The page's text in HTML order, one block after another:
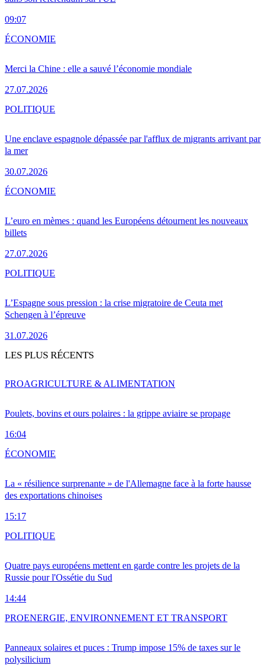
09:07
Merci la Chine : elle a sauvé l’économie mondiale
27.07.2026
ÉCONOMIE
Une enclave espagnole dépassée par l'afflux de migrants arrivant par
la mer
30.07.2026
POLITIQUE
L’euro en mèmes : quand les Européens détournent les nouveaux
billets
27.07.2026
ÉCONOMIE
L’Espagne sous pression : la crise migratoire de Ceuta met
Schengen à l’épreuve
31.07.2026
POLITIQUE
LES PLUS RÉCENTS
Poulets, bovins et ours polaires : la grippe aviaire se propage
16:04
PROAGRICULTURE & ALIMENTATION
La « résilience surprenante » de l'Allemagne face à la forte hausse
des exportations chinoises
15:17
ÉCONOMIE
Quatre pays européens mettent en garde contre les projets de la
Russie pour l'Ossétie du Sud
14:44
POLITIQUE
Panneaux solaires et puces : Trump impose 15% de taxes sur le
polysilicium
PROENERGIE, ENVIRONNEMENT ET TRANSPORT